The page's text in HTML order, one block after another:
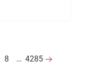
8 … 4285